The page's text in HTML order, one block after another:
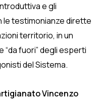
e gli
le testimonianze dirette
territorio, in un
fuori” degli esperti
del Sistema.
Vincenzo